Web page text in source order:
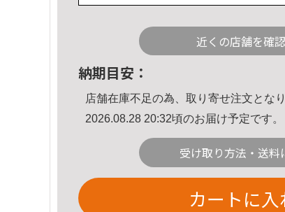
近くの店舗を確
納期目安：
店舗在庫不足の為、取り寄せ注文となり
2026.08.28 20:32頃のお届け予定です。
受け取り方法・送料
カートに入